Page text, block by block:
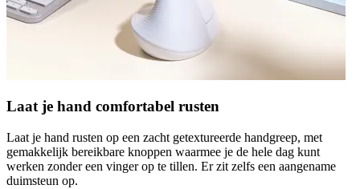
Laat je hand comfortabel rusten
Laat je hand rusten op een zacht getextureerde handgreep, met
gemakkelijk bereikbare knoppen waarmee je de hele dag kunt
werken zonder een vinger op te tillen. Er zit zelfs een aangename
duimsteun op.